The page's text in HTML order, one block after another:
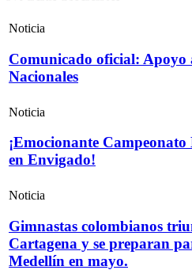
Noticia
Comunicado oficial: Apoyo
Nacionales
Noticia
¡Emocionante
en Envigado!
Noticia
Gimnastas colombianos
Cartagena y se preparan
Medellín en mayo.